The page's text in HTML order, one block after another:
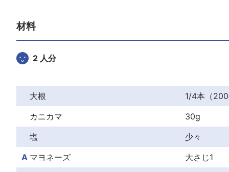
材料
2 人分
大根
1/4本（
カニカマ
30g
塩
少々
A マヨネーズ
大さじ1